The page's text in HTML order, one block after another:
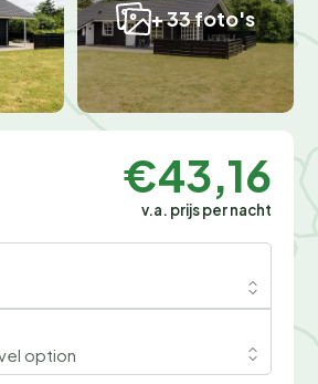
+ 33 foto's
€43,16
v.a. prijs per nacht
option